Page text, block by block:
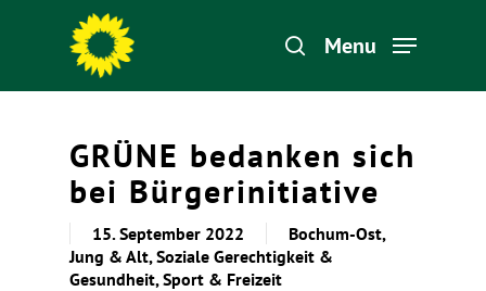
Menu
GRÜNE bedanken sich
bei Bürgerinitiative
15. September 2022 Bochum-Ost,
Jung & Alt,Soziale Gerechtigkeit &
Gesundheit,Sport & Freizeit